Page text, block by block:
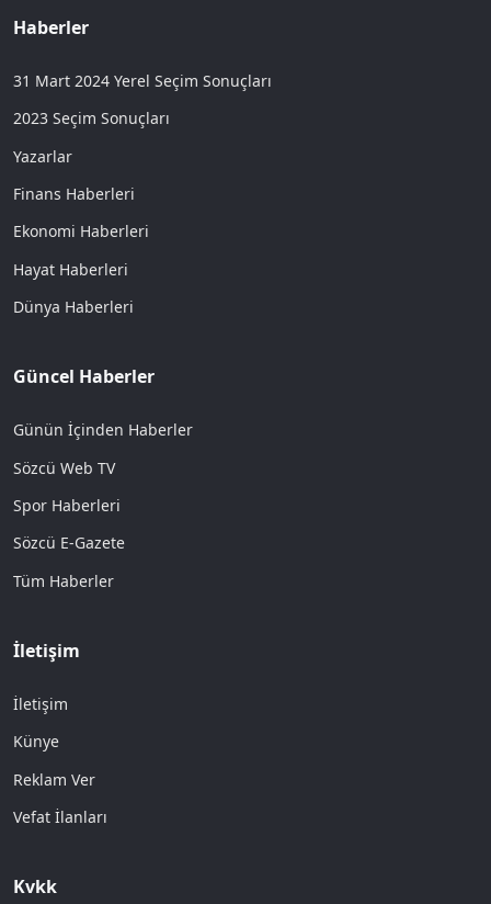
Haberler
31 Mart 2024 Yerel Seçim Sonuçları
2023 Seçim Sonuçları
Yazarlar
Finans Haberleri
Ekonomi Haberleri
Hayat Haberleri
Dünya Haberleri
Güncel Haberler
Günün İçinden Haberler
Sözcü Web TV
Spor Haberleri
Sözcü E-Gazete
Tüm Haberler
İletişim
İletişim
Künye
Reklam Ver
Vefat İlanları
Kvkk